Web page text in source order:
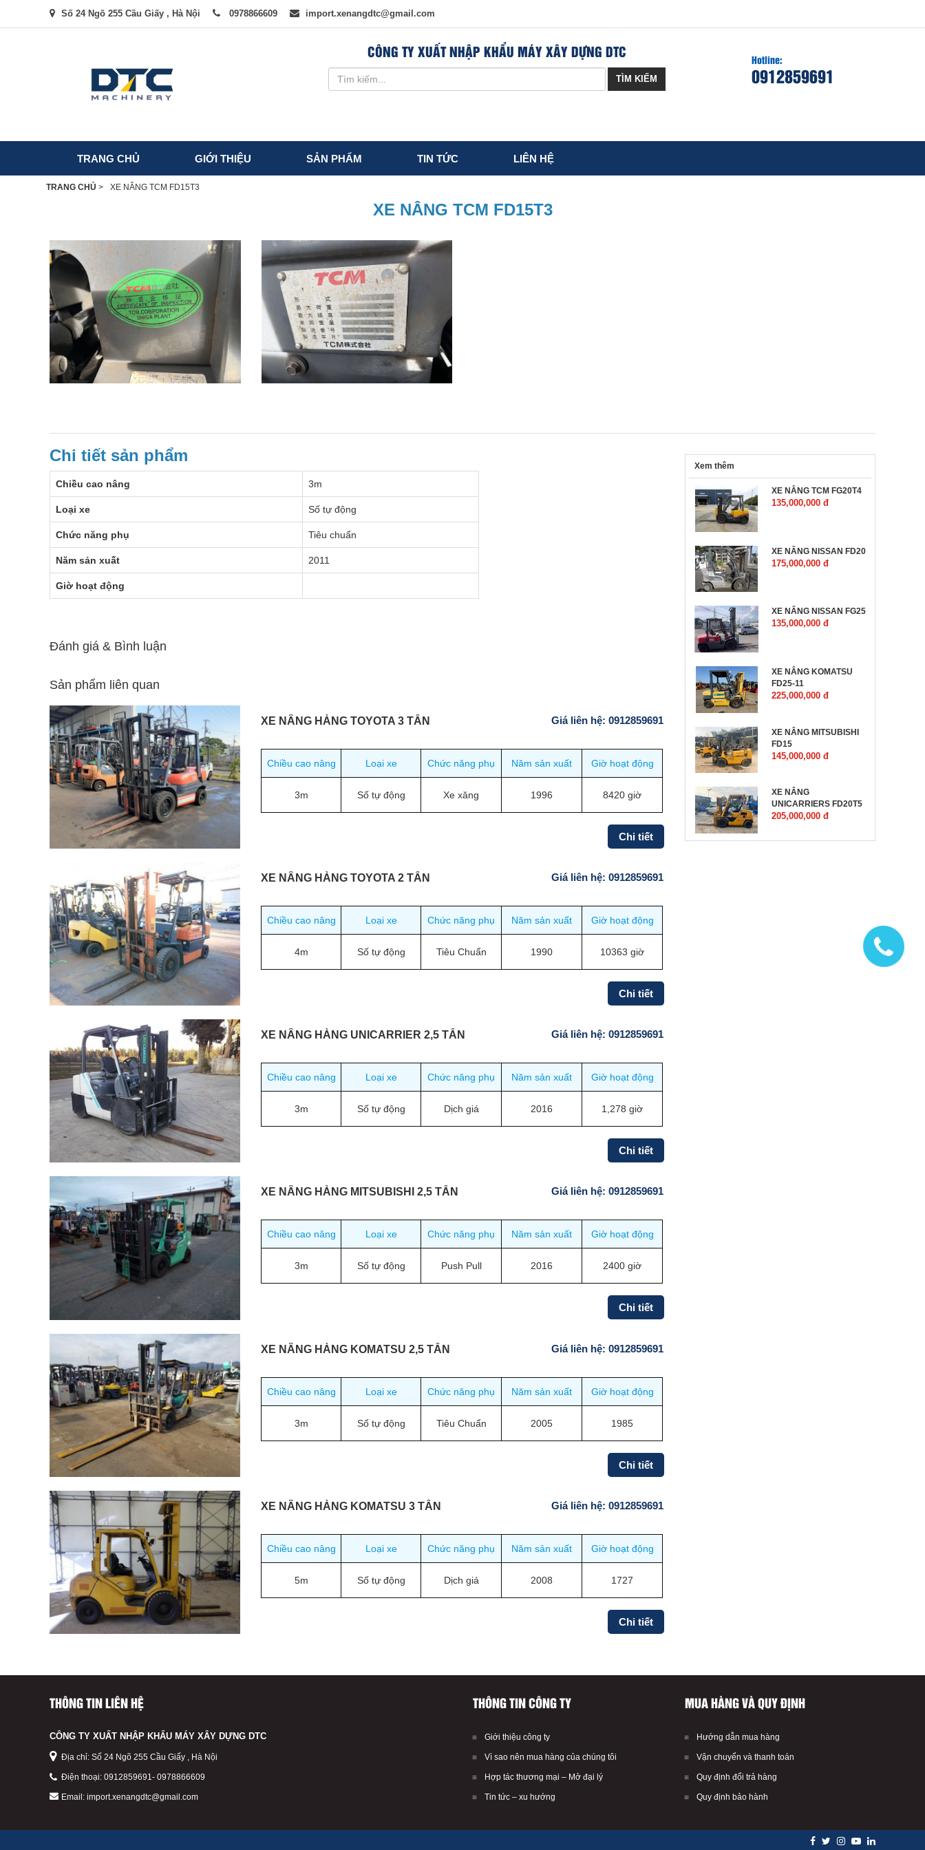
Số 24 Ngõ 255 Cầu Giấy , Hà Nội 0978866609 import.xenangdtc@gmail.com
CÔNG TY XUẤT NHẬP KHẨU MÁY XÂY DỰNG DTC
TÌM KIẾM
Hotline:
0912859691
TRANG CHỦ GIỚI THIỆU SẢN PHẨM TIN TỨC LIÊN HỆ
TRANG CHỦ > XE NÂNG TCM FD15T3
XE NÂNG TCM FD15T3
Chi tiết sản phẩm
Chiều cao nâng 3m
Loại xe Số tự động
Chức năng phụ Tiêu chuẩn
Năm sản xuất 2011
Giờ hoạt động
Đánh giá & Bình luận
Sản phẩm liên quan
XE NÂNG HÀNG TOYOTA 3 TẤN Giá liên hệ: 0912859691
Chiều cao nâng Loại xe Chức năng phụ Năm sản xuất Giờ hoạt động
3m Số tự động Xe xăng 1996 8420 giờ
Chi tiết
XE NÂNG HÀNG TOYOTA 2 TẤN Giá liên hệ: 0912859691
Chiều cao nâng Loại xe Chức năng phụ Năm sản xuất Giờ hoạt động
4m Số tự động Tiêu Chuẩn 1990 10363 giờ
Chi tiết
XE NÂNG HÀNG UNICARRIER 2,5 TẤN Giá liên hệ: 0912859691
Chiều cao nâng Loại xe Chức năng phụ Năm sản xuất Giờ hoạt động
3m Số tự động Dịch giá 2016 1,278 giờ
Chi tiết
XE NÂNG HÀNG MITSUBISHI 2,5 TẤN Giá liên hệ: 0912859691
Chiều cao nâng Loại xe Chức năng phụ Năm sản xuất Giờ hoạt động
3m Số tự động Push Pull 2016 2400 giờ
Chi tiết
XE NÂNG HÀNG KOMATSU 2,5 TẤN Giá liên hệ: 0912859691
Chiều cao nâng Loại xe Chức năng phụ Năm sản xuất Giờ hoạt động
3m Số tự động Tiêu Chuẩn 2005 1985
Chi tiết
XE NÂNG HÀNG KOMATSU 3 TẤN Giá liên hệ: 0912859691
Chiều cao nâng Loại xe Chức năng phụ Năm sản xuất Giờ hoạt động
5m Số tự động Dịch giá 2008 1727
Chi tiết
Xem thêm
XE NÂNG TCM FG20T4
135,000,000 đ
XE NÂNG NISSAN FD20
175,000,000 đ
XE NÂNG NISSAN FG25
135,000,000 đ
XE NÂNG KOMATSU
FD25-11
225,000,000 đ
XE NÂNG MITSUBISHI
FD15
145,000,000 đ
XE NÂNG
UNICARRIERS FD20T5
205,000,000 đ
THÔNG TIN LIÊN HỆ
CÔNG TY XUẤT NHẬP KHẨU MÁY XÂY DỰNG DTC
Địa chỉ: Số 24 Ngõ 255 Cầu Giấy , Hà Nội
Điện thoại: 0912859691 - 0978866609
Email: import.xenangdtc@gmail.com
THÔNG TIN CÔNG TY
Giới thiệu công ty
Vì sao nên mua hàng của chúng tôi
Hợp tác thương mại – Mở đại lý
Tin tức – xu hướng
MUA HÀNG VÀ QUY ĐỊNH
Hướng dẫn mua hàng
Vận chuyển và thanh toán
Quy định đổi trả hàng
Quy định bảo hành